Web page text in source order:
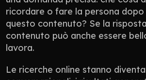
ricordare o fare la persona
questo contenuto? Se la
contenuto può anche essere
lavora.
Le ricerche online stanno